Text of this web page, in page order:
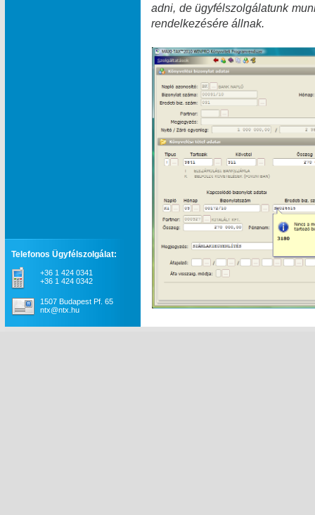
adni, de ügyfélszolgálatunk
rendelkezésére állnak.
Telefonos Ügyfélszolgálat:
+36 1 424 0341
+36 1 424 0342
1507 Budapest Pf. 65
ntx@ntx.hu